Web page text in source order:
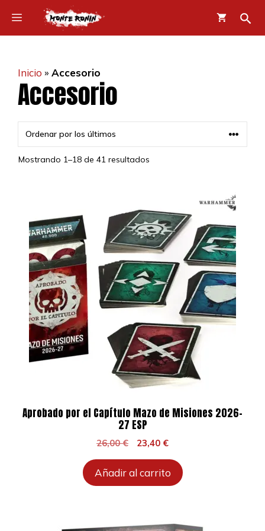
contenido
Menú
Inicio » Accesorio
Accesorio
Mostrando 1–18 de 41 resultados
Aprobado por el Capítulo Mazo de Misiones 2026-
27 ESP
26,00€
El
original
era:
23,40 €El
actual
es:
Añadir al carrito